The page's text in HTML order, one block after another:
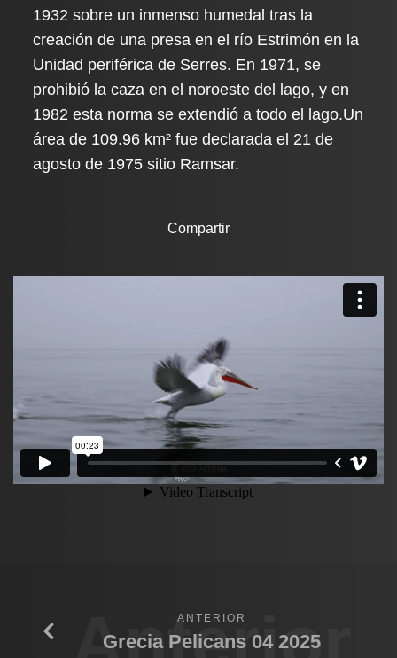
1932 sobre un inmenso humedal tras la
creación de una presa en el río Estrimón en la
Unidad periférica de Serres. En 1971, se
prohibió la caza en el noroeste del lago, y en
1982 esta norma se extendió a todo el lago.Un
área de 109.96 km² fue declarada el 21 de
agosto de 1975 sitio Ramsar.
Compartir
ANTERIOR
Grecia Pelicans 04 2025